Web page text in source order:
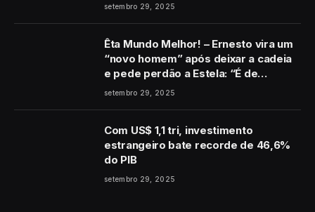
setembro 29, 2025
Êta Mundo Melhor! – Ernesto vira um
“novo homem” após deixar a cadeia
e pede perdão a Estela: “É de
coração”
setembro 29, 2025
Com US$ 1,1 tri, investimento
estrangeiro bate recorde de 46,6%
do PIB
setembro 29, 2025